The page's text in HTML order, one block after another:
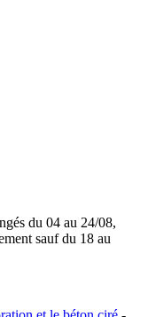
du 04 au 24/08,
sauf du 18 au